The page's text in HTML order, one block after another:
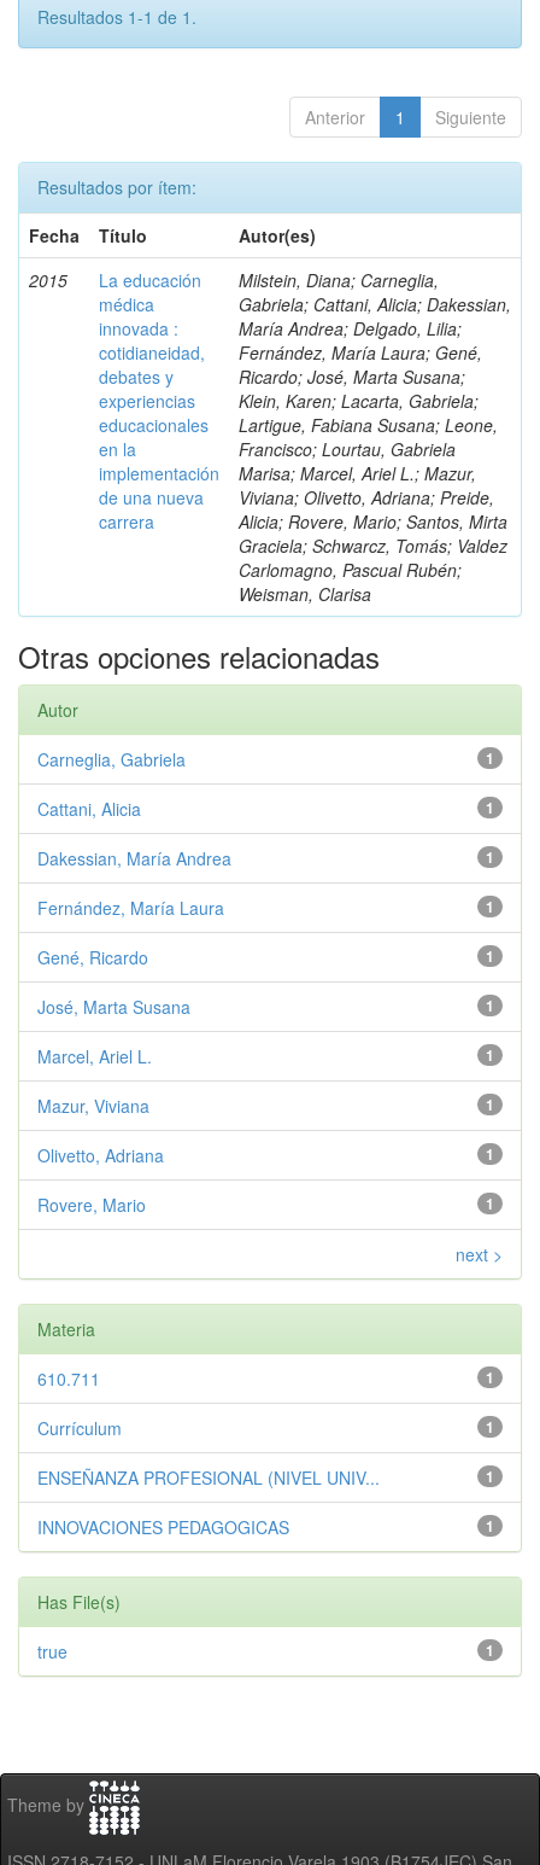
Resultados 1-1 de 1.
Anterior 1 Siguiente
Resultados por ítem:
Fecha
Título
Autor(es)
2015
La educación
médica
innovada :
cotidianeidad,
debates y
experiencias
educacionales
en la
implementación
de una nueva
carrera
Milstein, Diana; Carneglia,
Gabriela; Cattani, Alicia; Dakessian,
María Andrea; Delgado, Lilia;
Fernández, María Laura; Gené,
Ricardo; José, Marta Susana;
Klein, Karen; Lacarta, Gabriela;
Lartigue, Fabiana Susana; Leone,
Francisco; Lourtau, Gabriela
Marisa; Marcel, Ariel L.; Mazur,
Viviana; Olivetto, Adriana; Preide,
Alicia; Rovere, Mario; Santos, Mirta
Graciela; Schwarcz, Tomás; Valdez
Carlomagno, Pascual Rubén;
Weisman, Clarisa
Otras opciones relacionadas
Autor
1
Carneglia, Gabriela
1
Cattani, Alicia
1
Dakessian, María Andrea
1
Fernández, María Laura
1
Gené, Ricardo
1
José, Marta Susana
1
Marcel, Ariel L.
1
Mazur, Viviana
1
Olivetto, Adriana
1
Rovere, Mario
next >
Materia
1
610.711
1
Currículum
1
ENSEÑANZA PROFESIONAL (NIVEL UNIV...
1
INNOVACIONES PEDAGOGICAS
Has File(s)
1
true
Theme by